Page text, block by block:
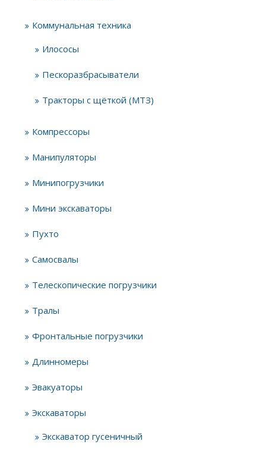
Коммунальная техника
Илососы
Пескоразбрасыватели
Тракторы с щёткой (МТЗ)
Компрессоры
Манипуляторы
Минипогрузчики
Мини экскаваторы
Пухто
Самосвалы
Телескопические погрузчики
Тралы
Фронтальные погрузчики
Длинномеры
Эвакуаторы
Экскаваторы
Экскаватор гусеничный